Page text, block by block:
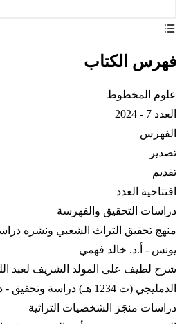
فهرس الكتاب
علوم المخطوط
العدد 7 - 2024
الفهرس
تصدير
تقديم
افتتاحية العدد
دراسات التحقيق والفهرسة
منهج تحقيق التراث الشعبي ونشره
يونس - أ.د. خالد فهمي
شرح لطيف على المولد الشريف لعبد
الدمليجي (ت 1234 هـ) دراسة وتحقيق - د. عائشة أبو عطاء الله
دراسات منجَز الشخصيات التراثية